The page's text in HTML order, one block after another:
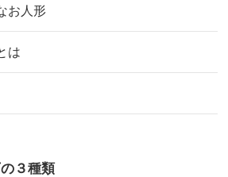
とうね
祭令和6年6月21日(金)
祭令和6年3月22日(金)
お人形
は
の３種類